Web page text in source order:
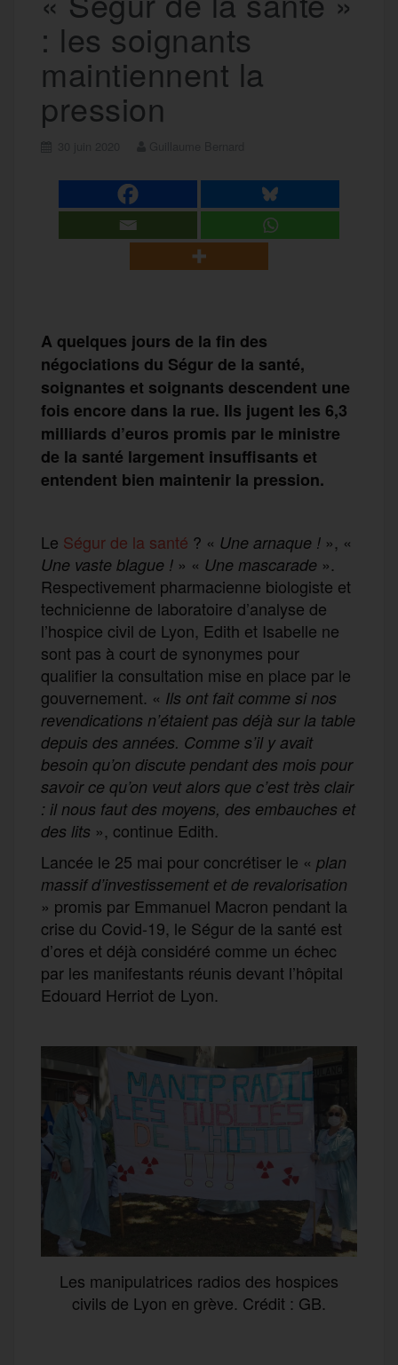
: les soignants
maintiennent la
pression
A quelques jours de la fin des
négociations du Ségur de la santé,
soignantes et soignants descendent une
fois encore dans la rue. Ils jugent les 6,3
milliards d’euros promis par le ministre
de la santé largement insuffisants et
entendent bien maintenir la pression.
Le Ségur de la santé ? « Une arnaque ! », «
Une vaste blague ! » « Une mascarade ».
Respectivement pharmacienne biologiste et
technicienne de laboratoire d’analyse de
l’hospice civil de Lyon, Edith et Isabelle ne
sont pas à court de synonymes pour
qualifier la consultation mise en place par le
gouvernement. « Ils ont fait comme si nos
revendications n’étaient pas déjà sur la table
depuis des années. Comme s’il y avait
besoin qu’on discute pendant des mois pour
savoir ce qu’on veut alors que c’est très clair
: il nous faut des moyens, des embauches et
des lits », continue Edith.
Lancée le 25 mai pour concrétiser le « plan
massif d’investissement et de revalorisation
» promis par Emmanuel Macron pendant la
crise du Covid-19, le Ségur de la santé est
d’ores et déjà considéré comme un échec
par les manifestants réunis devant l’hôpital
Edouard Herriot de Lyon.
Les manipulatrices radios des hospices
civils de Lyon en grève. Crédit : GB.